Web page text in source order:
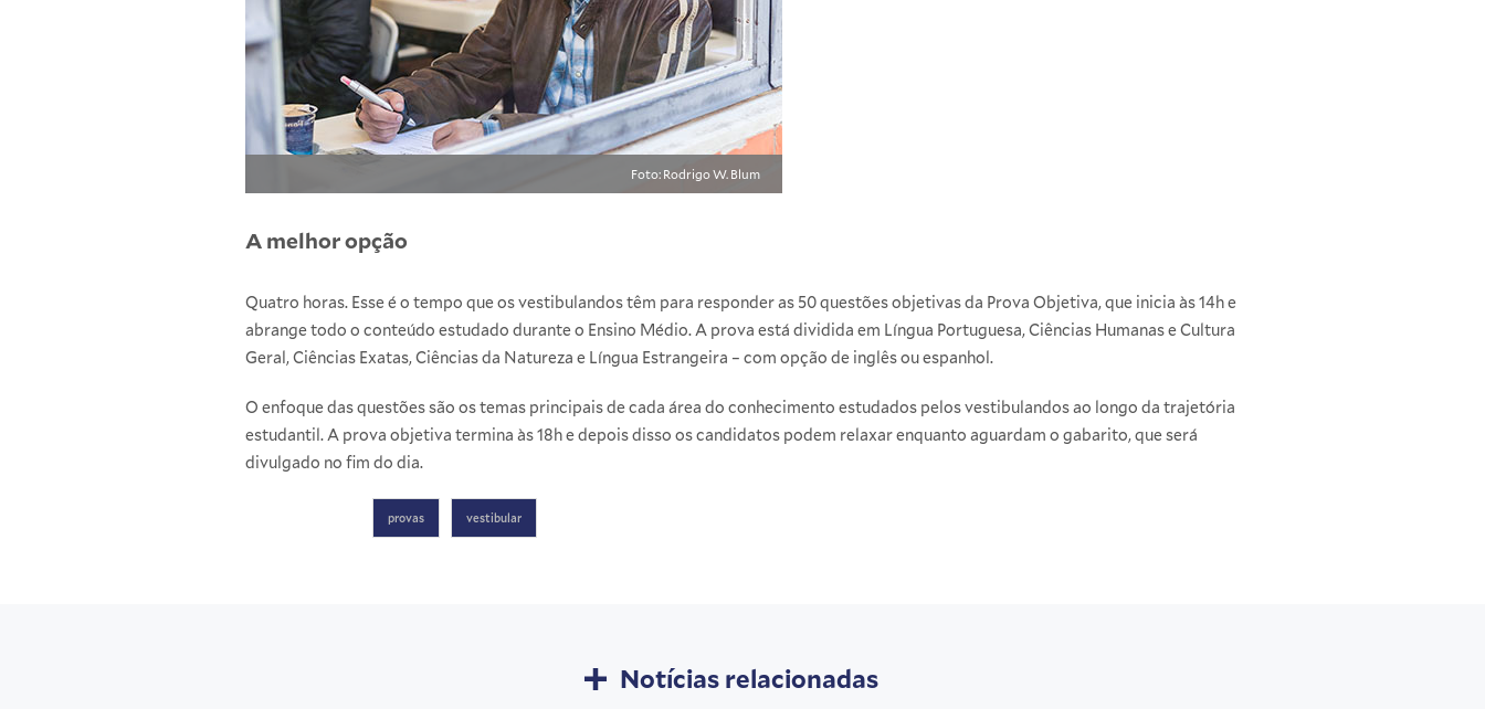
Foto: Rodrigo W. Blum
A melhor opção
Quatro horas. Esse é o tempo que os vestibulandos têm para responder as 50 questões objetivas da Prova Objetiva, que inicia às 14h e
abrange todo o conteúdo estudado durante o Ensino Médio. A prova está dividida em Língua Portuguesa, Ciências Humanas e Cultura
Geral, Ciências Exatas, Ciências da Natureza e Língua Estrangeira – com opção de inglês ou espanhol.
O enfoque das questões são os temas principais de cada área do conhecimento estudados pelos vestibulandos ao longo da trajetória
estudantil. A prova objetiva termina às 18h e depois disso os candidatos podem relaxar enquanto aguardam o gabarito, que será
divulgado no fim do dia.
provas vestibular
Notícias relacionadas